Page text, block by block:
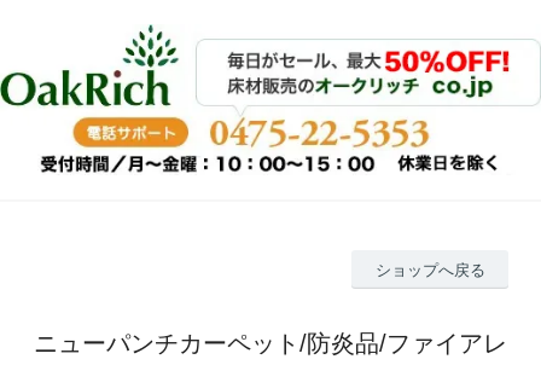
ショップへ戻る
ニューパンチカーペット/防炎品/ファイアレ